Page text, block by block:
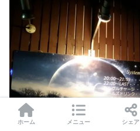
ホーム メニュー シェア